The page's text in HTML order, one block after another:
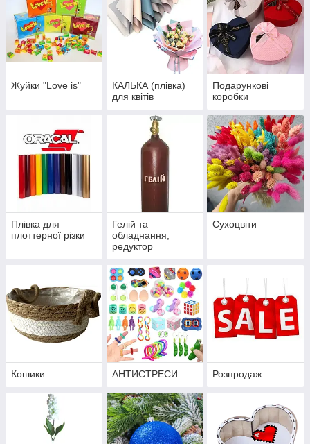
Жуйки "Love is"
КАЛЬКА (плівка)
для квітів
Подарункові
коробки
Плівка для
плоттерної різки
Гелій та
обладнання,
редуктор
Сухоцвіти
Кошики АНТИСТРЕСИ Розпродаж